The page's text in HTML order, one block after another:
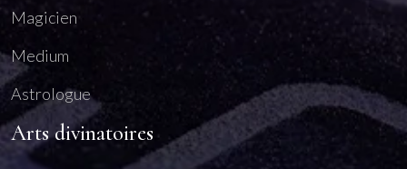
Magicien
Medium
Astrologue
Arts divinatoires